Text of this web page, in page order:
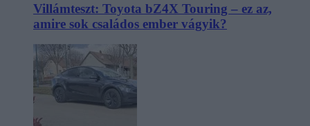
Villámteszt: Toyota bZ4X Touring – ez az,
amire sok családos ember vágyik?